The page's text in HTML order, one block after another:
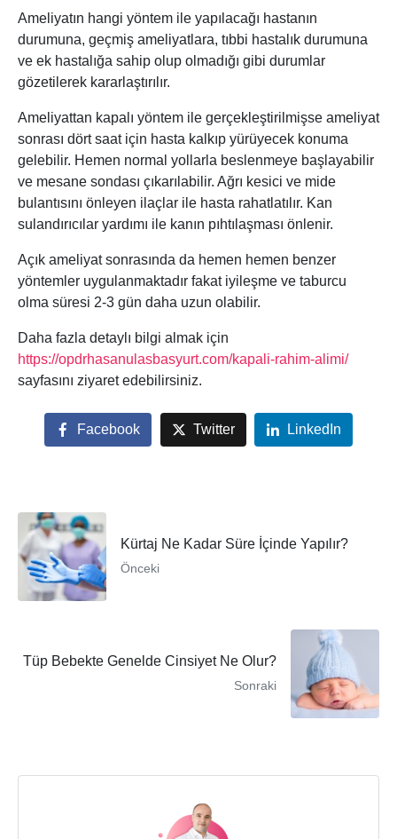
Ameliyatın hangi yöntem ile yapılacağı hastanın
durumuna, geçmiş ameliyatlara, tıbbi hastalık durumuna
ve ek hastalığa sahip olup olmadığı gibi durumlar
gözetilerek kararlaştırılır.
Ameliyattan kapalı yöntem ile gerçekleştirilmişse ameliyat
sonrası dört saat için hasta kalkıp yürüyecek konuma
gelebilir. Hemen normal yollarla beslenmeye başlayabilir
ve mesane sondası çıkarılabilir. Ağrı kesici ve mide
bulantısını önleyen ilaçlar ile hasta rahatlatılır. Kan
sulandırıcılar yardımı ile kanın pıhtılaşması önlenir.
Açık ameliyat sonrasında da hemen hemen benzer
yöntemler uygulanmaktadır fakat iyileşme ve taburcu
olma süresi 2-3 gün daha uzun olabilir.
Daha fazla detaylı bilgi almak için
https://opdrhasanulasbasyurt.com/kapali-rahim-alimi/
sayfasını ziyaret edebilirsiniz.
Facebook Twitter LinkedIn
Kürtaj Ne Kadar Süre İçinde Yapılır?
Önceki
Tüp Bebekte Genelde Cinsiyet Ne Olur?
Sonraki